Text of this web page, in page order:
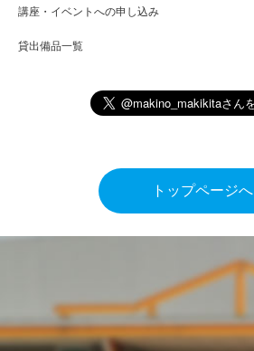
講座・イベントへの申し込み
貸出備品一覧
トップページへ